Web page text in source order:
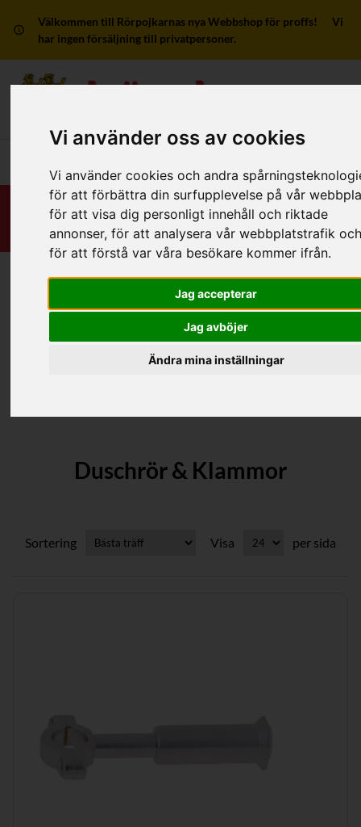
Vi använder oss av cookies
Vi använder cookies och andra
för att förbättra din surfupplevelse på vår
för att visa dig personligt innehåll och riktade
annonser, för att analysera vår webbplatstrafik
för att förstå var våra besökare kommer ifrån.
Jag accepterar
Jag avböjer
Ändra mina inställningar
Välkommen till Rörpojkarnas nya Webbshop för proffs! Vi
har ingen försäljning till privatpersoner.
Sanitetsarmatur
Filter
Duschrör & Klammor
Sortering Visa per sida